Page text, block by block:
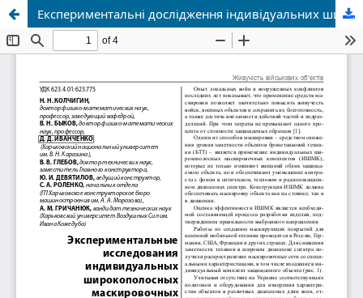
Експериментальні дослідження індивідуальних широкосмугових маскувальних комплектів